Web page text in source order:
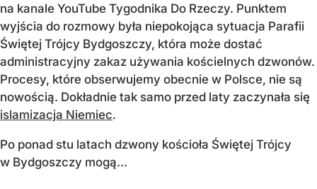
na kanale YouTube Tygodnika Do Rzeczy. Punktem
wyjścia do rozmowy była niepokojąca sytuacja Parafii
Świętej Trójcy Bydgoszczy, która może dostać
administracyjny zakaz używania kościelnych dzwonów.
Procesy, które obserwujemy obecnie w Polsce, nie są
nowością. Dokładnie tak samo przed laty zaczynała się
islamizacja Niemiec.
Po ponad stu latach dzwony kościoła Świętej Trójcy
w Bydgoszczy mogą...